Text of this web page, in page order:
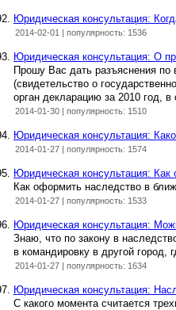
Юридическая консультация:
2014-02-01 | популярность: 1536
Юридическая консультация: О
Прошу Вас дать разъяснения по
(свидетельство о
орган декларацию за 2010 год,
2014-01-30 | популярность: 1510
Юридическая консультация:
2014-01-27 | популярность: 1574
Юридическая консультация:
Как оформить наследство в
2014-01-27 | популярность: 1533
Юридическая консультация:
Знаю, что по закону в
в командировку в другой
2014-01-27 | популярность: 1634
Юридическая консультация:
С какого момента считается